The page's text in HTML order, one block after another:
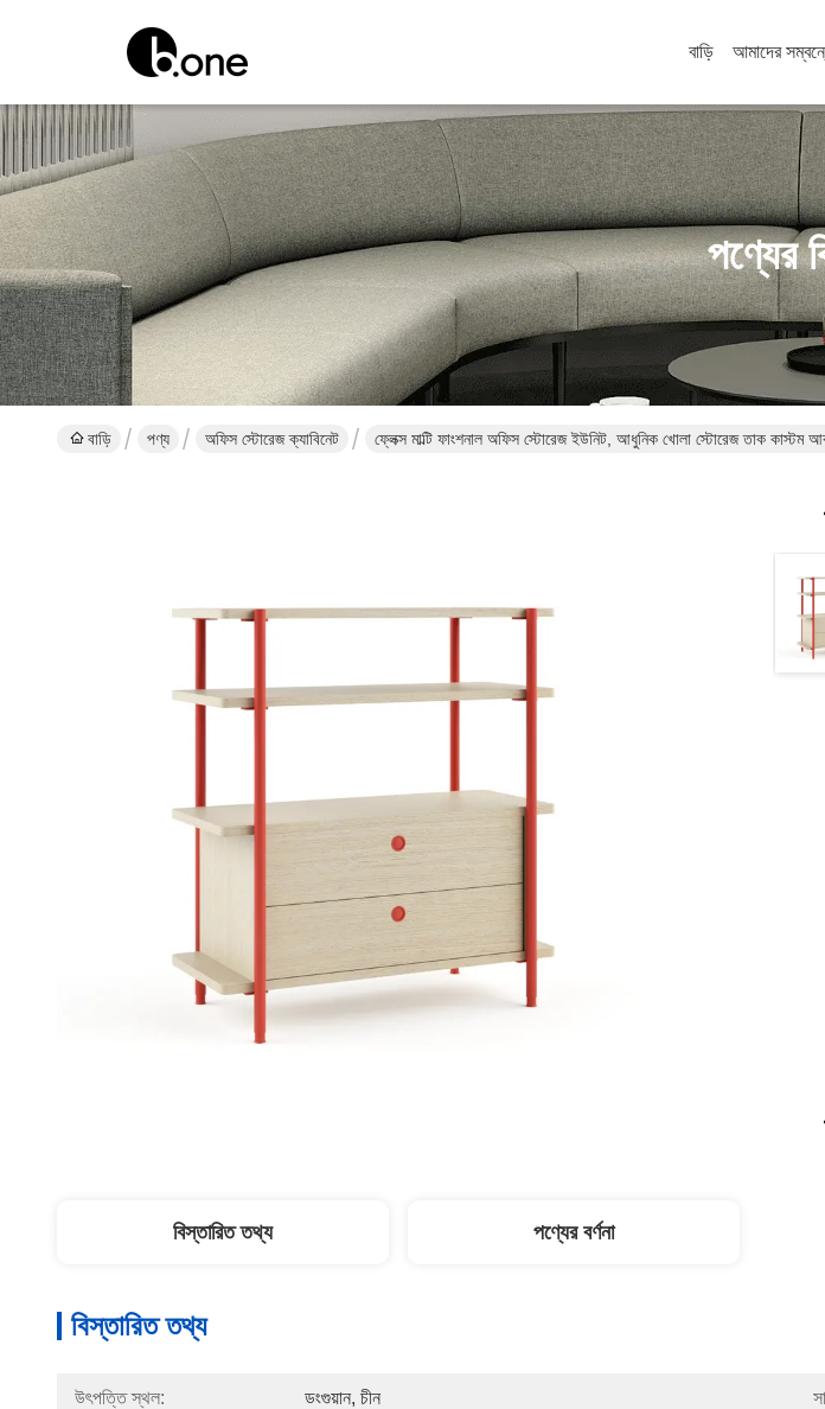
বাড়ি আমাদের
পণ্যের
বাড়ি পণ্য অফিস স্টোরেজ ক্যাবিনেট ফ্লেক্স মাল্টি ফাংশনাল অফিস স্টোরেজ ইউনিট, আধুনিক খোলা স্টোরেজ তাক কাস্টম
বিস্তারিত তথ্য পণ্যের বর্ণনা
বিস্তারিত তথ্য
উৎপত্তি স্থল: ডংগুয়ান, চীন